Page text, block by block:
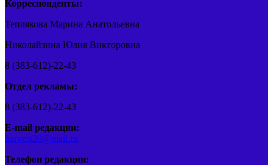
Корреспонденты:
Теплякова Марина Анатольевна
Николайзина Юлия Викторовна
8 (383-612)-22-43
Отдел рекламы:
8 (383-612)-22-43
E-mail редакции:
barvest20@mail.ru
Телефон редакции: